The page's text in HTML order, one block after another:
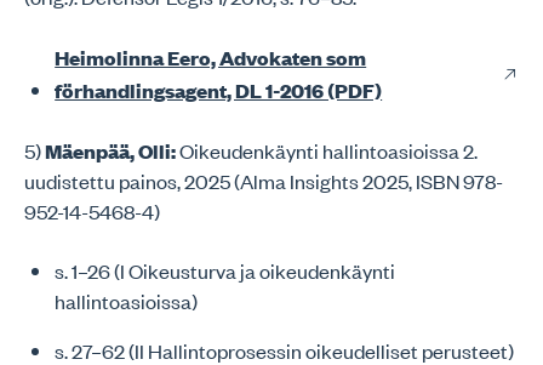
Heimolinna Eero, Advokaten som
förhandlingsagent, DL 1-2016 (PDF)
5)Mäenpää, Olli:Oikeudenkäynti hallintoasioissa 2.
uudistettu painos, 2025 (Alma Insights 2025, ISBN 978-
952-14-5468-4)
s. 1–26 (I Oikeusturva ja oikeudenkäynti
hallintoasioissa)
s. 27–62 (II Hallintoprosessin oikeudelliset perusteet)